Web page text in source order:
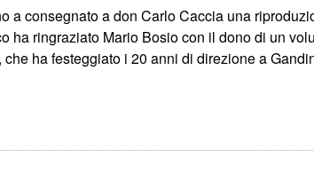
a consegnato a don Carlo Caccia una
ha ringraziato Mario Bosio con il dono di un
ha festeggiato i 20 anni di direzione a